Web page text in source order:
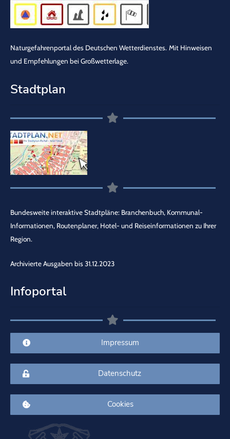
Naturgefahrenportal des Deutschen Wetterdienstes. Mit Hinweisen
und Empfehlungen bei Großwetterlage.
Stadtplan
Bundesweite interaktive Stadtpläne: Branchenbuch, Kommunal-
Informationen, Routenplaner, Hotel- und Reiseinformationen zu Ihrer
Region.
Archivierte Ausgaben bis 31.12.2023
Infoportal
Impressum
Datenschutz
Cookies